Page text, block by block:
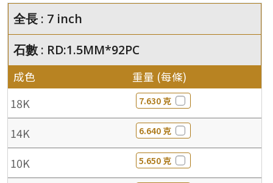
全長 : 7 inch
石數 : RD:1.5MM*92PC
成色 重量 (每條)
18K 7.630 克
14K 6.640 克
10K 5.650 克